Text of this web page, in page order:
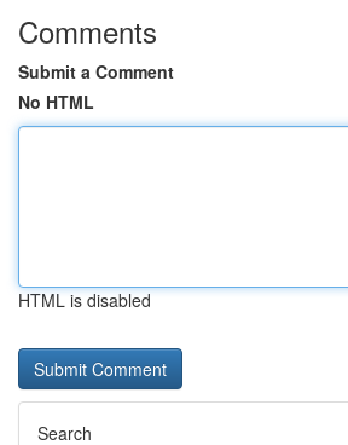
Comments
Submit a Comment
No HTML
HTML is disabled
Search